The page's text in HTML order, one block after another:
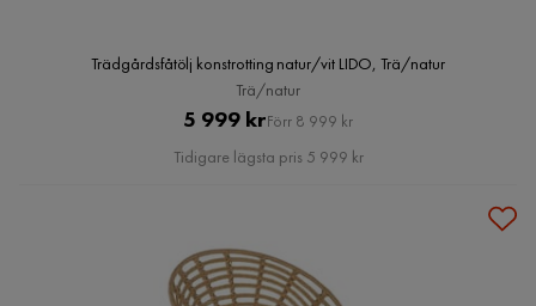
Trädgårdsfåtölj konstrotting natur/vit LIDO, Trä/natur
Trä/natur
Pris
5 999 krOriginal
Pris
Förr 8 999 kr
Tidigare lägsta pris 5 999 kr